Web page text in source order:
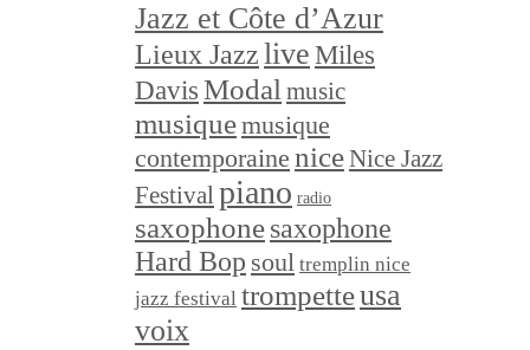
Jazz et Côte d’Azur
Lieux Jazzlive Miles
Davis Modal music
musiquemusique
contemporaine niceNice Jazz
Festivalpiano radio
saxophonesaxophone
Hard Bop soul tremplin nice
jazz festival trompetteusa
voix